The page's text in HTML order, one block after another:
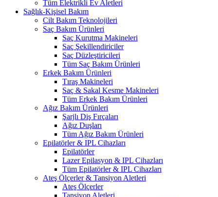
Tüm Elektrikli Ev Aletleri
Sağlık-Kişisel Bakım
Cilt Bakım Teknolojileri
Saç Bakım Ürünleri
Saç Kurutma Makineleri
Saç Şekillendiriciler
Saç Düzleştiricileri
Tüm Saç Bakım Ürünleri
Erkek Bakım Ürünleri
Tıraş Makineleri
Saç & Sakal Kesme Makineleri
Tüm Erkek Bakım Ürünleri
Ağız Bakım Ürünleri
Şarjlı Diş Fırçaları
Ağız Duşları
Tüm Ağız Bakım Ürünleri
Epilatörler & IPL Cihazları
Epilatörler
Lazer Epilasyon & IPL Cihazları
Tüm Epilatörler & IPL Cihazları
Ateş Ölçerler & Tansiyon Aletleri
Ateş Ölçerler
Tansiyon Aletleri